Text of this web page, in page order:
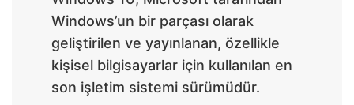
Windows’un bir parçası olarak
geliştirilen ve yayınlanan, özellikle
kişisel bilgisayarlar için kullanılan en
son işletim sistemi sürümüdür.